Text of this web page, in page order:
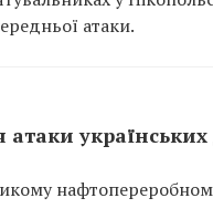
атаки.
атаки українських